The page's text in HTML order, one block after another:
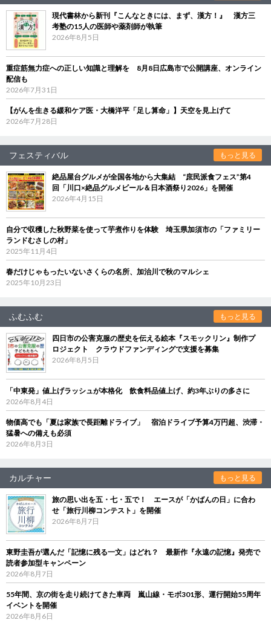
現代書林から新刊『こんなときには、まず、漢方！』 漢方三
考塾の15人の医師や薬剤師が執筆
2026年8月5日
重症筋無力症への正しい知識と理解を 8月8日広島市で公開講座、オンライン
配信も
2026年7月31日
【がんを生きる緩和ケア医・大橋洋平「足し算命」】天空を見上げて
2026年7月28日
フェスティバル もっと見る
絶品屋台グルメが全国各地から大集結 “庶民派食フェス”第4
回「川口×絶品グルメビール＆日本酒祭り2026」を開催
2026年4月15日
自分で収穫した秋野菜を使って芋煮作りを体験 埼玉県加須市の「ファミリー
ランドむさしの村」
2025年11月4日
春だけじゃもったいないさくらの名所、加治川で秋のマルシェ
2025年10月23日
ふむふむ もっと見る
四日市の公害克服の歴史を伝える絵本『スモックリン』制作プ
ロジェクト クラウドファンディングで支援を募集
2026年8月5日
「中東発」値上げラッシュが本格化 飲食料品値上げ、約3年ぶりの多さに
2026年8月4日
物価高でも「夏は家族で長距離ドライブ」 宿泊ドライブ予算4万円超、渋滞・
猛暑への備えも必須
2026年8月3日
カルチャー もっと見る
旅の思い出を五・七・五で！ エースが「かばんの日」に合わ
せ「旅行川柳コンテスト」を開催
2026年8月7日
東野圭吾が選んだ「記憶に残る一文」はどれ？ 最新作『永遠の記憶』発売で
読者参加型キャンペーン
2026年8月7日
55年間、京の街を走り続けてきた車両 嵐山線・モボ301形、運行開始55周年
イベントを開催
2026年8月6日